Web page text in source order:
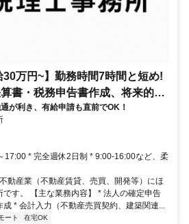
万円~】勤務時間7時間と短め!
書・税務申告書作成、将来的に
利き、有給申請も直前でOK！
17:00 * 完全週休2日制 * 9:00-16:00など、柔
動産業（不動産賃貸、売買、開発等）にほ
す。 【主な業務内容】 * 法人の確定申告
* 会計入力（不動産売買契約、建築関連...
ート 在宅OK